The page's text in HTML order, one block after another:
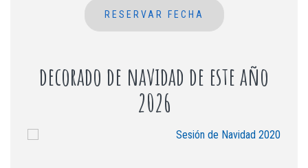
RESERVAR FECHA
decorado de navidad de este año
2026